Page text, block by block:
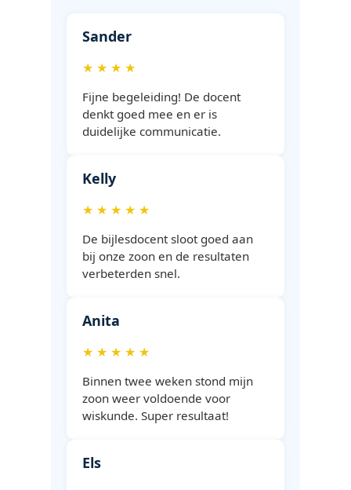
Sander
★ ★ ★ ★
Fijne begeleiding! De docent
denkt goed mee en er is
duidelijke communicatie.
Kelly
★ ★ ★ ★ ★
De bijlesdocent sloot goed aan
bij onze zoon en de resultaten
verbeterden snel.
Anita
★ ★ ★ ★ ★
Binnen twee weken stond mijn
zoon weer voldoende voor
wiskunde. Super resultaat!
Els